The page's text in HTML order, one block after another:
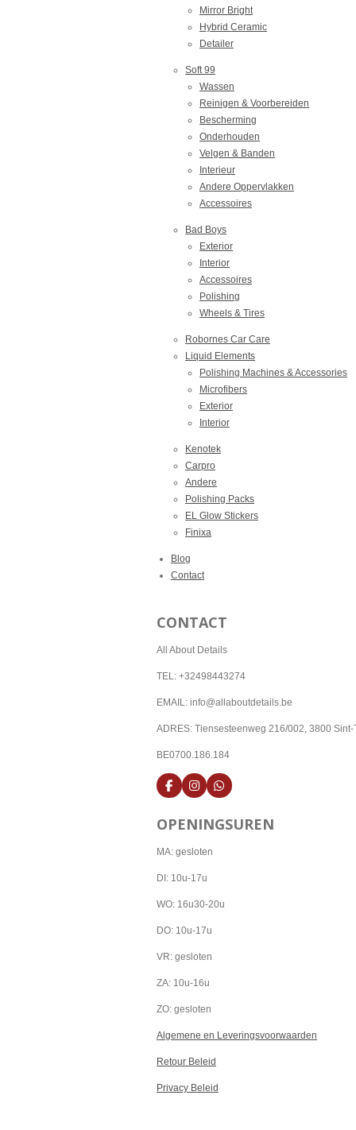
Mirror Bright
Hybrid Ceramic
Detailer
Soft 99
Wassen
Reinigen & Voorbereiden
Bescherming
Onderhouden
Velgen & Banden
Interieur
Andere Oppervlakken
Accessoires
Bad Boys
Exterior
Interior
Accessoires
Polishing
Wheels & Tires
Robornes Car Care
Liquid Elements
Polishing Machines & Accessories
Microfibers
Exterior
Interior
Kenotek
Carpro
Andere
Polishing Packs
EL Glow Stickers
Finixa
Blog
Contact
CONTACT
All About Details
TEL: +32498443274
EMAIL: info@allaboutdetails.be
ADRES: Tiensesteenweg 216/002, 3800 Sint-
BE0700.186.184
F
a
e
o
I
n
t
r
m
W
h
t
OPENINGSUREN
MA: gesloten
DI: 10u-17u
WO: 16u30-20u
DO: 10u-17u
VR: gesloten
ZA: 10u-16u
ZO: gesloten
Algemene en Leveringsvoorwaarden
Retour Beleid
Privacy Beleid